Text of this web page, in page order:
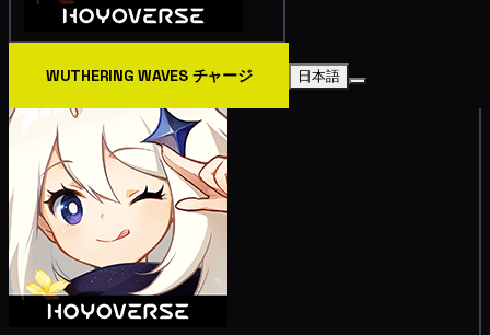
WUTHERING WAVES チャージ 日本語